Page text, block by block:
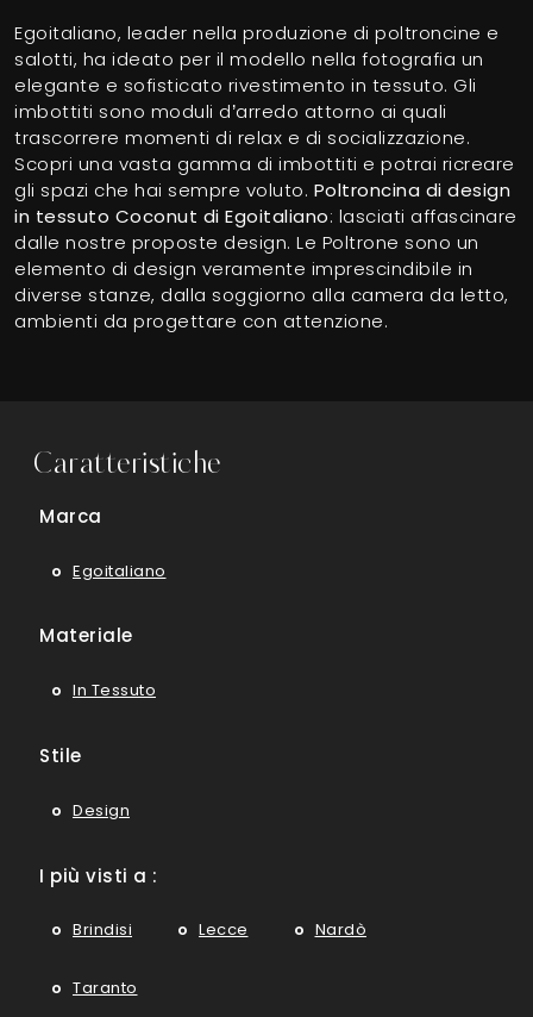
Egoitaliano, leader nella produzione di poltroncine e
salotti, ha ideato per il modello nella fotografia un
elegante e sofisticato rivestimento in tessuto. Gli
imbottiti sono moduli d’arredo attorno ai quali
trascorrere momenti di relax e di socializzazione.
Scopri una vasta gamma di imbottiti e potrai ricreare
gli spazi che hai sempre voluto. Poltroncina di design
in tessuto Coconut di Egoitaliano: lasciati affascinare
dalle nostre proposte design. Le Poltrone sono un
elemento di design veramente imprescindibile in
diverse stanze, dalla soggiorno alla camera da letto,
ambienti da progettare con attenzione.
Caratteristiche
Marca
Egoitaliano
Materiale
In Tessuto
Stile
Design
I più visti a :
Brindisi Lecce Nardò
Taranto